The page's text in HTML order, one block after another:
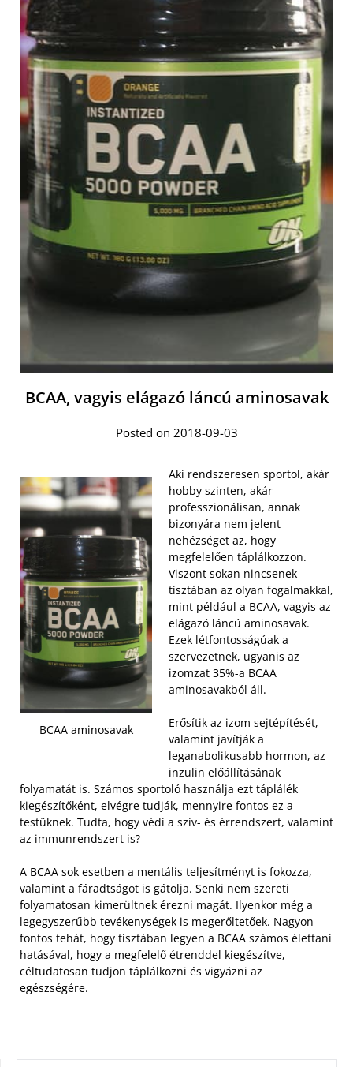
BCAA, vagyis elágazó láncú aminosavak
Posted on 2018-09-03
BCAA aminosavak
Aki rendszeresen sportol, akár
hobby szinten, akár
professzionálisan, annak
bizonyára nem jelent
nehézséget az, hogy
megfelelően táplálkozzon.
Viszont sokan nincsenek
tisztában az olyan fogalmakkal,
mint például a BCAA, vagyis az
elágazó láncú aminosavak.
Ezek létfontosságúak a
szervezetnek, ugyanis az
izomzat 35%-a BCAA
aminosavakból áll.
Erősítik az izom sejtépítését,
valamint javítják a
leganabolikusabb hormon, az
inzulin előállításának
folyamatát is. Számos sportoló használja ezt táplálék
kiegészítőként, elvégre tudják, mennyire fontos ez a
testüknek. Tudta, hogy védi a szív- és érrendszert, valamint
az immunrendszert is?
A BCAA sok esetben a mentális teljesítményt is fokozza,
valamint a fáradtságot is gátolja. Senki nem szereti
folyamatosan kimerültnek érezni magát. Ilyenkor még a
legegyszerűbb tevékenységek is megerőltetőek. Nagyon
fontos tehát, hogy tisztában legyen a BCAA számos élettani
hatásával, hogy a megfelelő étrenddel kiegészítve,
céltudatosan tudjon táplálkozni és vigyázni az
egészségére.